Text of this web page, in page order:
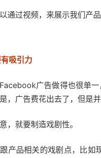
通过视频，来展示我们产品
吸引力
广告做得也很单
，广告费花出去了，但是
，就要制造戏剧性。
产品相关的戏剧点，比如